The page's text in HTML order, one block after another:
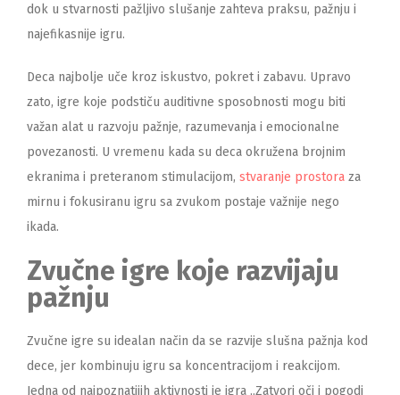
dok u stvarnosti pažljivo slušanje zahteva praksu, pažnju i
najefikasnije igru.
Deca najbolje uče kroz iskustvo, pokret i zabavu. Upravo
zato, igre koje podstiču auditivne sposobnosti mogu biti
važan alat u razvoju pažnje, razumevanja i emocionalne
povezanosti. U vremenu kada su deca okružena brojnim
ekranima i preteranom stimulacijom, stvaranje prostora za
mirnu i fokusiranu igru sa zvukom postaje važnije nego
ikada.
Zvučne igre koje razvijaju
pažnju
Zvučne igre su idealan način da se razvije slušna pažnja kod
dece, jer kombinuju igru sa koncentracijom i reakcijom.
Jedna od najpoznatijih aktivnosti je igra „Zatvori oči i pogodi